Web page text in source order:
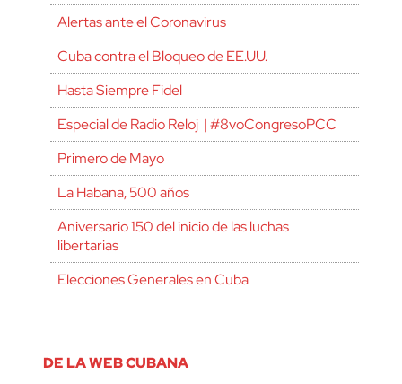
Alertas ante el Coronavirus
Cuba contra el Bloqueo de EE.UU.
Hasta Siempre Fidel
Especial de Radio Reloj | #8voCongresoPCC
Primero de Mayo
La Habana, 500 años
Aniversario 150 del inicio de las luchas
libertarias
Elecciones Generales en Cuba
DE LA WEB CUBANA